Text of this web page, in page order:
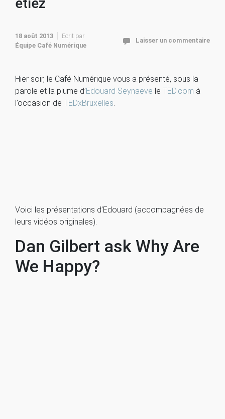
18 août 2013
Ecrit par
Équipe Café Numérique
Laisser un commentaire
Hier soir, le Café Numérique vous a présenté, sous la
parole et la plume d’Edouard Seynaeve le TED.com à
l’occasion de TEDxBruxelles.
Voici les présentations d’Edouard (accompagnées de
leurs vidéos originales).
Dan Gilbert ask Why Are
We Happy?